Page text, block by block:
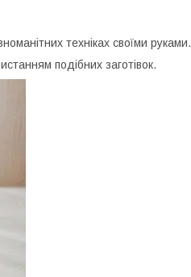
техніках своїми руками.
подібних заготівок.